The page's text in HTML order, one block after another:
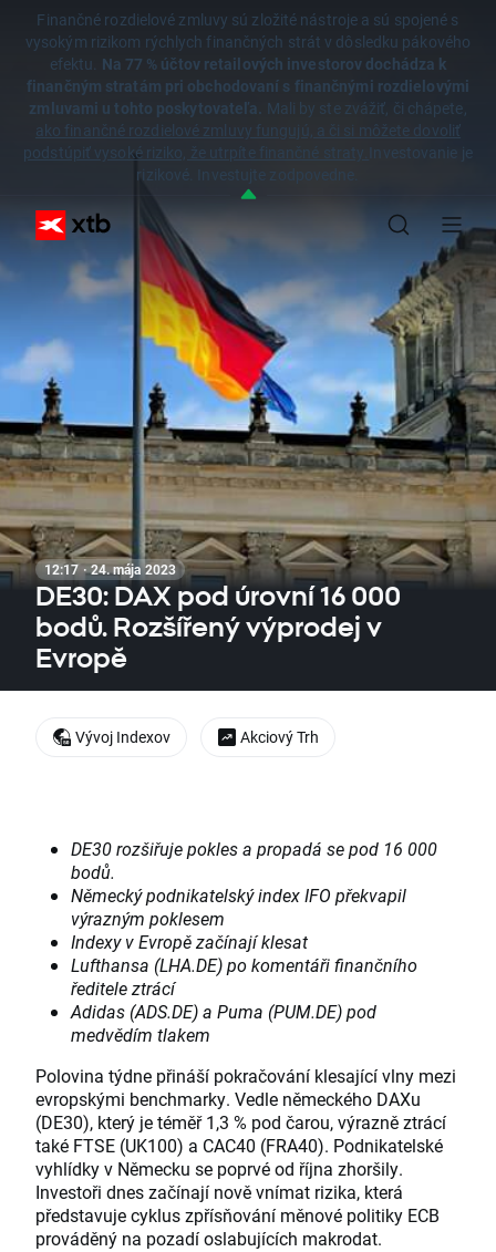
Finančné rozdielové zmluvy sú zložité nástroje a sú spojené s
vysokým rizikom rýchlych finančných strát v dôsledku pákového
efektu. Na 77 % účtov retailových investorov dochádza k
finančným stratám pri obchodovaní s finančnými rozdielovými
zmluvami u tohto poskytovateľa. Mali by ste zvážiť, či chápete,
ako finančné rozdielové zmluvy fungujú, a či si môžete dovoliť
podstúpiť vysoké riziko, že utrpíte finančné straty. Investovanie je
rizikové. Investujte zodpovedne.
12:17 · 24. mája 2023
DE30: DAX pod úrovní 16 000
bodů. Rozšířený výprodej v
Evropě
DE30 rozšiřuje pokles a propadá se pod 16 000
bodů.
Německý podnikatelský index IFO překvapil
výrazným poklesem
Indexy v Evropě začínají klesat
Lufthansa (LHA.DE) po komentáři finančního
ředitele ztrácí
Adidas (ADS.DE) a Puma (PUM.DE) pod
medvědím tlakem
Polovina týdne přináší pokračování klesající vlny mezi
evropskými benchmarky. Vedle německého DAXu
(DE30), který je téměř 1,3 % pod čarou, výrazně ztrácí
také FTSE (UK100) a CAC40 (FRA40). Podnikatelské
vyhlídky v Německu se poprvé od října zhoršily.
Investoři dnes začínají nově vnímat rizika, která
představuje cyklus zpřísňování měnové politiky ECB
prováděný na pozadí oslabujících makrodat.
Vývoj Indexov Akciový Trh